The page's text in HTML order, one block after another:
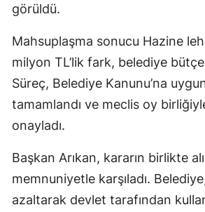
görüldü.
Mahsuplaşma sonucu Hazine
milyon TL’lik fark, belediye
Süreç, Belediye Kanunu’na
tamamlandı ve meclis oy
onayladı.
Başkan Arıkan, kararın birlikte
memnuniyetle karşıladı.
azaltarak devlet tarafından